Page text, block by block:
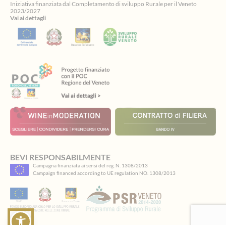
Iniziativa finanziata dal Completamento di sviluppo Rurale per il Veneto
2023/2027
Vai ai dettagli
ti
accoglie
con
giochi
BEVI RESPONSABILMENTE
Campagna finanziata ai sensi del reg. N. 1308/2013
Campaign financed according to UE regulation NO. 1308/2013